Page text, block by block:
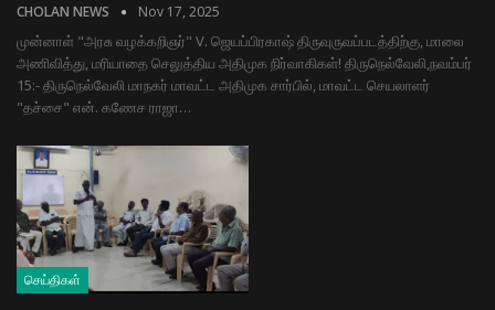
CHOLAN NEWS Nov 17, 2025
முன்னாள் "அரசு வழக்கறிஞர்" V. ஜெயப்பிரகாஷ் திருவுருவப்படத்திற்கு, மாலை
அணிவித்து, மரியாதை செலுத்திய அதிமுக நிர்வாகிகள்! திருநெல்வேலி,நவம்பர்
15:- திருநெல்வேலி மாநகர் மாவட்ட அதிமுக சார்பில், மாவட்ட செயலாளர்
"தச்சை" என். கணேச ராஜா…
செய்திகள்